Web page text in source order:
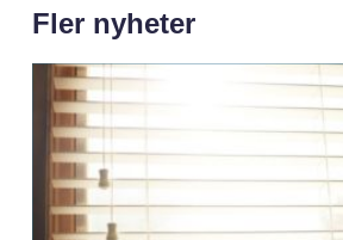
Fler nyheter